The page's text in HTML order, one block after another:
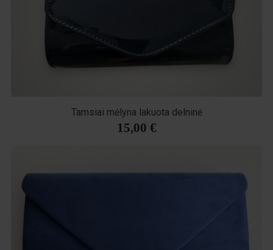
Tamsiai mėlyna lakuota delninė
15,00 €